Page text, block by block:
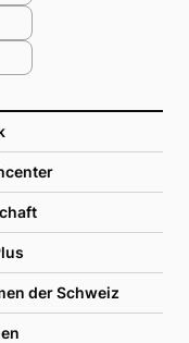
der Schweiz